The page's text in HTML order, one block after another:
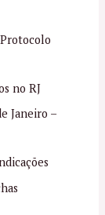
no RJ
Janeiro –